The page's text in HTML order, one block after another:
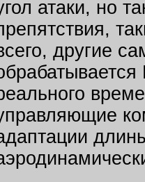
атаки, но
другие